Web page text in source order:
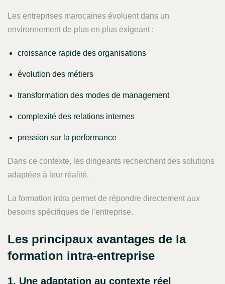
Les entreprises marocaines évoluent dans un
environnement de plus en plus exigeant :
croissance rapide des organisations
évolution des métiers
transformation des modes de management
complexité des relations internes
pression sur la performance
Dans ce contexte, les dirigeants recherchent des solutions
adaptées à leur réalité.
La formation intra permet de répondre directement aux
besoins spécifiques de l’entreprise.
Les principaux avantages de la
formation intra-entreprise
1. Une adaptation au contexte réel